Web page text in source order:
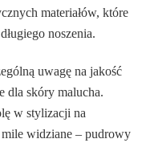
materiałów, które
noszenia.
uwagę na jakość
dla skóry malucha.
w stylizacji na
mile widziane – pudrowy